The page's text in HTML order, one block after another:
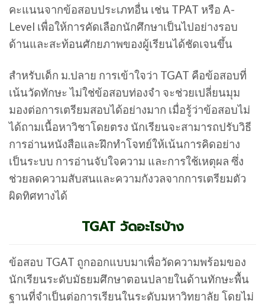
คะแนนจากข้อสอบประเภทอื่น เช่น TPAT หรือ A-
Level เพื่อให้การคัดเลือกนักศึกษาเป็นไปอย่างรอบ
ด้านและสะท้อนศักยภาพของผู้เรียนได้ชัดเจนขึ้น
สำหรับเด็ก ม.ปลาย การเข้าใจว่า TGAT คือข้อสอบที่
เน้นวัดทักษะ ไม่ใช่ข้อสอบท่องจำ จะช่วยเปลี่ยนมุม
มองต่อการเตรียมสอบได้อย่างมาก เมื่อรู้ว่าข้อสอบไม่
ได้ถามเนื้อหาวิชาโดยตรง นักเรียนจะสามารถปรับวิธี
การอ่านหนังสือและฝึกทำโจทย์ให้เน้นการคิดอย่าง
เป็นระบบ การอ่านจับใจความ และการใช้เหตุผล ซึ่ง
ช่วยลดความสับสนและความกังวลจากการเตรียมตัว
ผิดทิศทางได้
TGAT วัดอะไรบ้าง
ข้อสอบ TGAT ถูกออกแบบมาเพื่อวัดความพร้อมของ
นักเรียนระดับมัธยมศึกษาตอนปลายในด้านทักษะพื้น
ฐานที่จำเป็นต่อการเรียนในระดับมหาวิทยาลัย โดยไม่